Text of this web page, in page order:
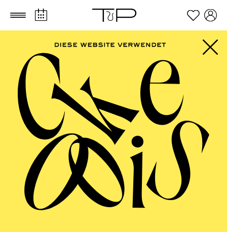
Zum Hauptinhalt springen Zum Footer springen